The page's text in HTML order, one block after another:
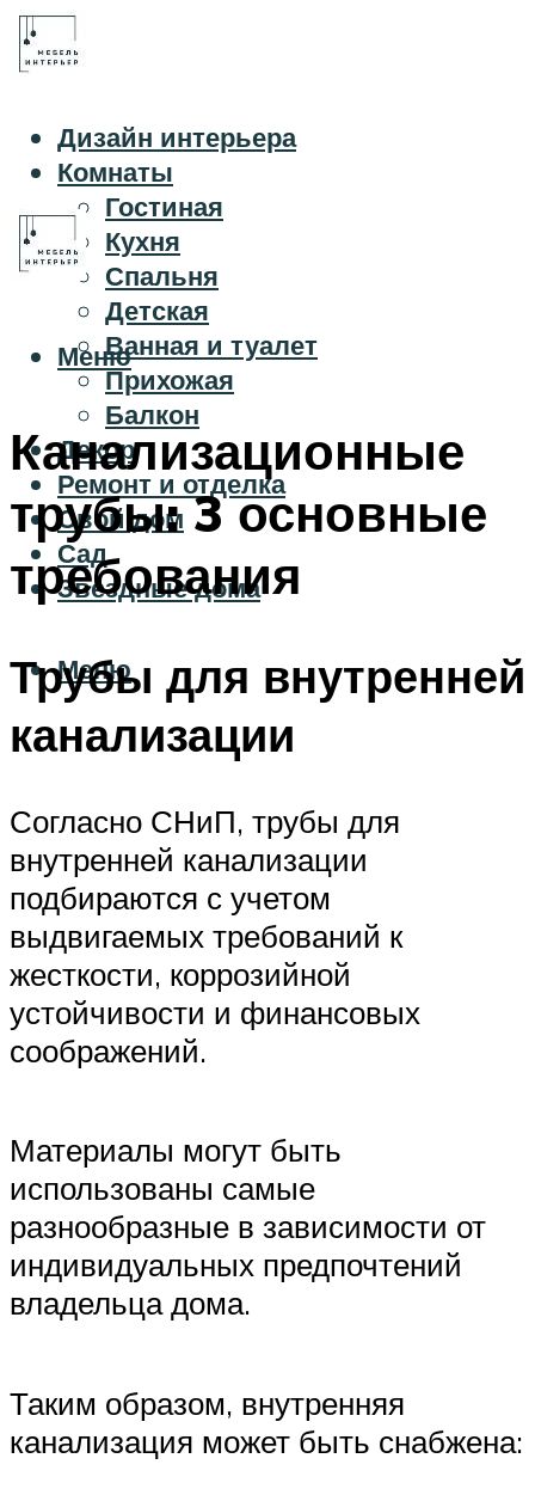
Дизайн интерьера
Комнаты
Гостиная
Кухня
Спальня
Детская
Ванная и туалет
Прихожая
Балкон
Декор
Ремонт и отделка
Свой дом
Сад
Звездные дома
Меню
Меню
Канализационные
трубы: 3 основные
требования
Трубы для внутренней
канализации
Согласно СНиП, трубы для
внутренней канализации
подбираются с учетом
выдвигаемых требований к
жесткости, коррозийной
устойчивости и финансовых
соображений.
Материалы могут быть
использованы самые
разнообразные в зависимости от
индивидуальных предпочтений
владельца дома.
Таким образом, внутренняя
канализация может быть снабжена: